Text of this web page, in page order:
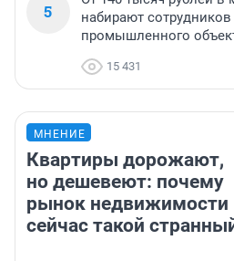
5
набирают
промышленного
15 431
МНЕНИЕ
Квартиры дорожают,
но дешевеют: почему
рынок недвижимости
сейчас такой